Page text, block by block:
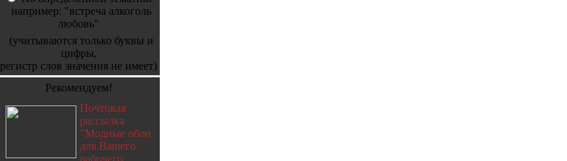
например: "встреча алкоголь
любовь"
(учитываются только буквы и
цифры,
регистр слов значения не имеет)
Рекомендуем!
Почтовая
рассылка
"Модные обои
для Вашего
рабочего